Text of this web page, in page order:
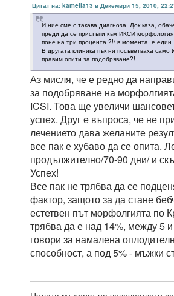
Цитат на: kamelia13 в Декември 15, 2010,
И ние сме с такава диагноза. Док каза,
преди да се пристъпи към ИКСИ
поне на три процента ?!/ в момента е
В другата клиника пък ни посъветваха
правим опити за подобряване?!
Аз мисля, че е редно да
за подобряване на
ICSI. Това ще увеличи
успех. Друг е въпроса, че не
лечението дава желаните
все пак е хубаво да се опита.
продължително/70-90 дни/ и
Успех!
Все пак не трябва да се
фактор, защото за да стане
естетвен път морфолгията по
трябва да е над 14%, между 5
говори за намалена
способност, а под 5% - мъжки